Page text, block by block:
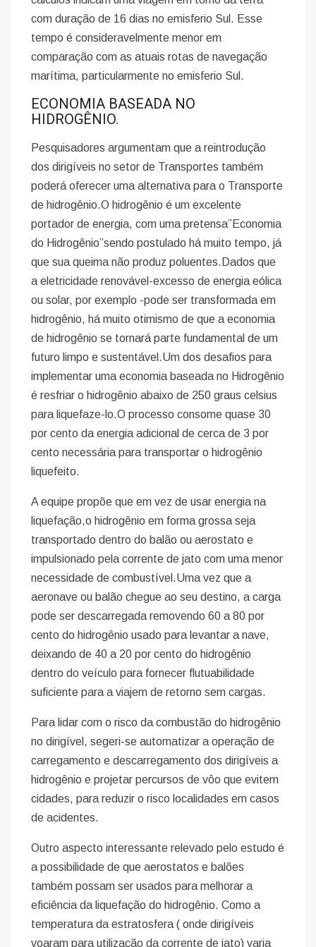
com duração de 16 dias no emisferio Sul. Esse
tempo é consideravelmente menor em
comparação com as atuais rotas de navegação
marítima, particularmente no emisferio Sul.
ECONOMIA BASEADA NO
HIDROGÊNIO.
Pesquisadores argumentam que a reintrodução
dos dirigíveis no setor de Transportes também
poderá oferecer uma alternativa para o Transporte
de hidrogênio.O hidrogênio é um excelente
portador de energia, com uma pretensa”Economia
do Hidrogênio”sendo postulado há muito tempo, já
que sua queima não produz poluentes.Dados que
a eletricidade renovável-excesso de energia eólica
ou solar, por exemplo -pode ser transformada em
hidrogênio, há muito otimismo de que a economia
de hidrogênio se tornará parte fundamental de um
futuro limpo e sustentável.Um dos desafios para
implementar uma economia baseada no Hidrogênio
é resfriar o hidrogênio abaixo de 250 graus celsius
para liquefaze-lo.O processo consome quase 30
por cento da energia adicional de cerca de 3 por
cento necessária para transportar o hidrogênio
liquefeito.
A equipe propõe que em vez de usar energia na
liquefação,o hidrogênio em forma grossa seja
transportado dentro do balão ou aerostato e
impulsionado pela corrente de jato com uma menor
necessidade de combustível.Uma vez que a
aeronave ou balão chegue ao seu destino, a carga
pode ser descarregada removendo 60 a 80 por
cento do hidrogênio usado para levantar a nave,
deixando de 40 a 20 por cento do hidrogênio
dentro do veículo para fornecer flutuabilidade
suficiente para a viajem de retorno sem cargas.
Para lidar com o risco da combustão do hidrogênio
no dirigível, segeri-se automatizar a operação de
carregamento e descarregamento dos dirigíveis a
hidrogênio e projetar percursos de vôo que evitem
cidades, para reduzir o risco localidades em casos
de acidentes.
Outro aspecto interessante relevado pelo estudo é
a possibilidade de que aerostatos e balões
também possam ser usados para melhorar a
eficiência da liquefação do hidrogênio. Como a
temperatura da estratosfera ( onde dirigíveis
voaram para utilização da corrente de jato) varia